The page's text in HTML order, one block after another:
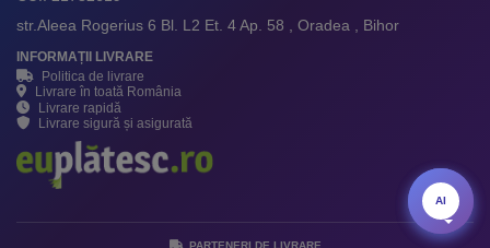
str.Aleea Rogerius 6 Bl. L2 Et. 4 Ap. 58 , Oradea , Bihor
INFORMAȚII LIVRARE
Politica de livrare
Livrare în toată România
Livrare rapidă
Livrare sigură și asigurată
PARTENERI DE LIVRARE
AI
AI